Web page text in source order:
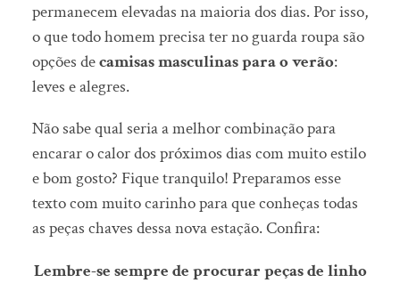
permanecem elevadas na maioria dos dias. Por isso,
o que todo homem precisa ter no guarda roupa são
opções decamisas masculinas para o verão:
leves e alegres.
Não sabe qual seria a melhor combinação para
encarar o calor dos próximos dias com muito estilo
e bom gosto? Fique tranquilo! Preparamos esse
texto com muito carinho para que conheças todas
as peças chaves dessa nova estação. Confira:
Lembre-se sempre de procurar peças de linho